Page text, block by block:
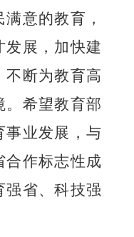
意的教育，
发展，加快建
不断为教育高
。希望教育部
事业发展，与
合作标志性成
强省、科技强